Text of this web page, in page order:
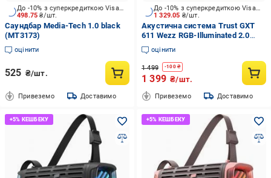
498.75₴/шт.
До -10% з суперкредиткою Visa Вигода
Саундбар Media-Tech 1.0 black
(MT3173)
оцінити
525 ₴/шт.
Привеземо Доставимо
1 329.05 ₴/шт.
До -10% з суперкредиткою Visa Вигода
Акустична система Trust GXT
611 Wezz RGB-Illuminated 2.0
black (24587)
оцінити
1 499 -100₴
1 399 ₴/шт.
Привеземо Доставимо